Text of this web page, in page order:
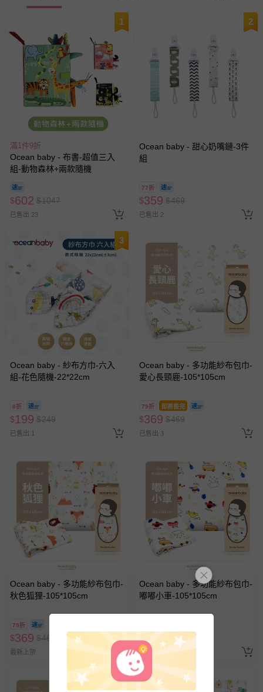
1
滿1件9折
Ocean baby - 布書-超值三入
組-動物森林+兩款隨機
$602 $1047
已售出 23
2
Ocean baby - 甜心奶嘴鏈-3件
組
77折
$359 $469
已售出 2
3
Ocean baby - 紗布方巾-六入
組-花色隨機-22*22cm
8折
$199 $249
已售出 1
Ocean baby - 多功能紗布包巾-
愛心長頸鹿-105*105cm
79折 即將售完
$369 $469
已售出 3
Ocean baby - 多功能紗布包巾-
秋色狐狸-105*105cm
79折
$369 $469
最新上架
Ocean baby - 多功能紗布包巾-
嘟嘟小車-105*105cm
369 469
最新上架